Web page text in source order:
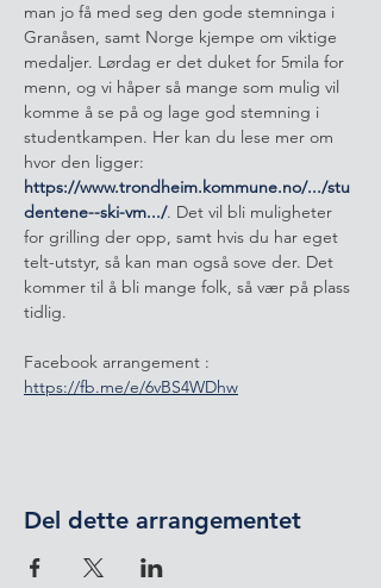
man jo få med seg den gode stemninga i
Granåsen, samt Norge kjempe om viktige
medaljer. Lørdag er det duket for 5mila for
menn, og vi håper så mange som mulig vil
komme å se på og lage god stemning i
studentkampen. Her kan du lese mer om
hvor den ligger:
https://www.trondheim.kommune.no/.../stu
dentene--ski-vm.../. Det vil bli muligheter
for grilling der opp, samt hvis du har eget
telt-utstyr, så kan man også sove der. Det
kommer til å bli mange folk, så vær på plass
tidlig.
Facebook arrangement :
https://fb.me/e/6vBS4WDhw
Del dette arrangementet